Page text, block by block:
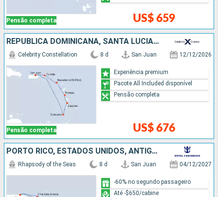
Pensão completa US$ 659
REPUBLICA DOMINICANA, SANTA LUCIA, GRENADA, PORTO RICO
Pensão completa
Celebrity Constellation 8 d San Juan 12/12/2026
US$ 676
Experiência premium
Pacote All Included disponível
Pensão completa
PORTO RICO, ESTADOS UNIDOS, ANTIGUA E BARBUDA
Rhapsody of the Seas 8 d San Juan 04/12/2027
-60% no segundo passageiro
Até -$650/cabine